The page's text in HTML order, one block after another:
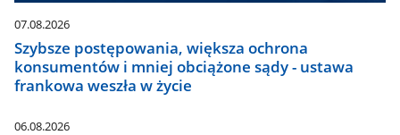
07.08.2026
Szybsze postępowania, większa ochrona
konsumentów i mniej obciążone sądy - ustawa
frankowa weszła w życie
06.08.2026